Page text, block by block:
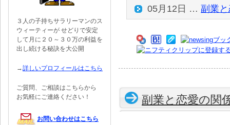
05月12日 … 副業
副業と恋愛の関
３人の子持ちサラリーマンのス
ウィーティーが せどりで安定
して月に２０～３０万の利益を
出し続ける秘訣を大公開
→詳しいプロフィールはこちら
ご質問、ご相談はこちらから
お気軽にご連絡ください！
お問い合わせはこちら